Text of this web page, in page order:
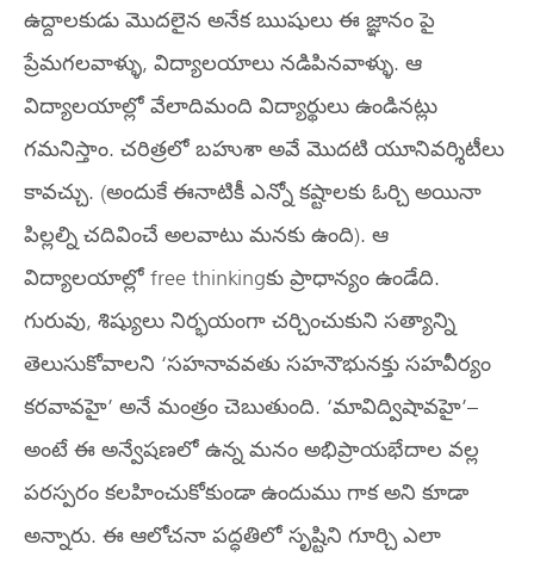
ఉద్దాలకుడు మొదలైన అనేక ఋషులు ఈ జ్ఞానం పై
ప్రేమగలవాళ్ళు, విద్యాలయాలు నడిపినవాళ్ళు. ఆ
విద్యాలయాల్లో వేలాదిమంది విద్యార్థులు ఉండినట్లు
గమనిస్తాం. చరిత్రలో బహుశా అవే మొదటి యూనివర్శిటీలు
కావచ్చు. (అందుకే ఈనాటికీ ఎన్నో కష్టాలకు ఓర్చి అయినా
పిల్లల్ని చదివించే అలవాటు మనకు ఉంది). ఆ
విద్యాలయాల్లో free thinkingకు ప్రాధాన్యం ఉండేది.
గురువు, శిష్యులు నిర్భయంగా చర్చించుకుని సత్యాన్ని
తెలుసుకోవాలని ‘సహనావవతు సహనౌభునక్తు సహవీర్యం
కరవావహై’ అనే మంత్రం చెబుతుంది. ‘మావిద్విషావహై’–
అంటే ఈ అన్వేషణలో ఉన్న మనం అభిప్రాయభేదాల వల్ల
పరస్పరం కలహించుకోకుండా ఉందుము గాక అని కూడా
అన్నారు. ఈ ఆలోచనా పద్ధతిలో సృష్టిని గూర్చి ఎలా